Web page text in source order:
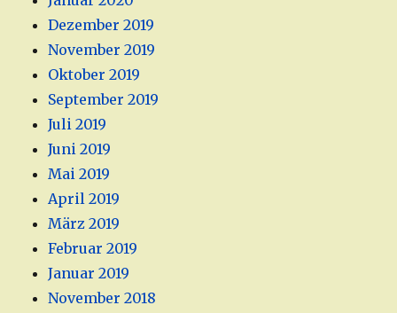
Dezember 2019
November 2019
Oktober 2019
September 2019
Juli 2019
Juni 2019
Mai 2019
April 2019
März 2019
Februar 2019
Januar 2019
November 2018